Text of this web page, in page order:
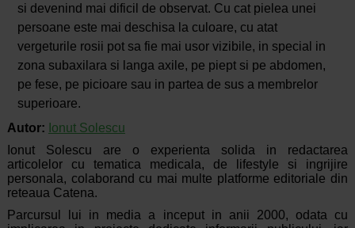
si devenind mai dificil de observat. Cu cat pielea unei
persoane este mai deschisa la culoare, cu atat
vergeturile rosii pot sa fie mai usor vizibile, in special in
zona subaxilara si langa axile, pe piept si pe abdomen,
pe fese, pe picioare sau in partea de sus a membrelor
superioare.
Autor: Ionut Solescu
Ionut Solescu are o experienta solida in redactarea
articolelor cu tematica medicala, de lifestyle si ingrijire
personala, colaborand cu mai multe platforme editoriale din
reteaua Catena.
Parcursul lui in media a inceput in anii 2000, odata cu